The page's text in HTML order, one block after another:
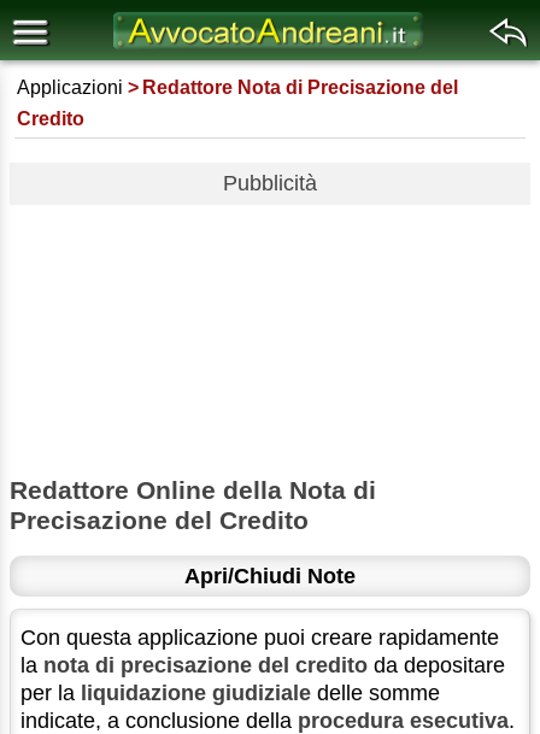
Applicazioni
Redattore Nota di Precisazione del
Credito
Pubblicità
Redattore Online della Nota di
Precisazione del Credito
Apri/Chiudi Note
Con questa applicazione puoi creare rapidamente
la nota di precisazione del credito da depositare
per la liquidazione giudiziale delle somme
indicate, a conclusione della procedura esecutiva.